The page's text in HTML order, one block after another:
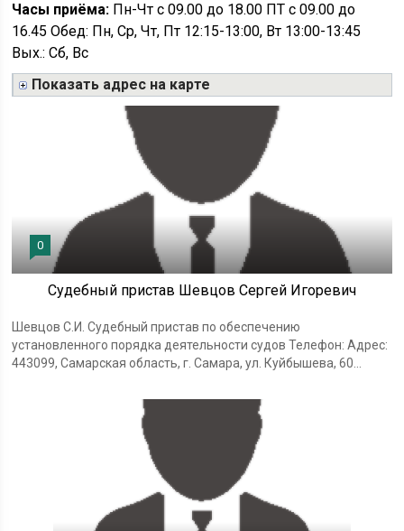
Часы приёма: Пн-Чт с 09.00 до 18.00 ПТ с 09.00 до
16.45 Обед: Пн, Ср, Чт, Пт 12:15-13:00, Вт 13:00-13:45
Вых.: Сб, Вс
Показать адрес на карте
0
Судебный пристав Шевцов Сергей Игоревич
Шевцов С.И. Судебный пристав по обеспечению
установленного порядка деятельности судов Телефон: Адрес:
443099, Самарская область, г. Самара, ул. Куйбышева, 60...